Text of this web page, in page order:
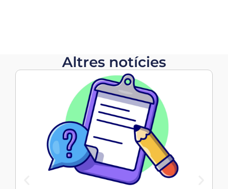
Altres notícies